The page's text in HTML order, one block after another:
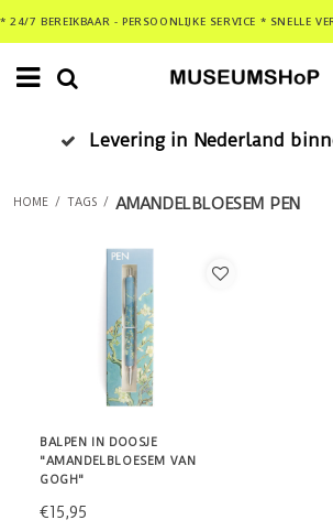
* 24/7 BEREIKBAAR - PERSOONLIJKE SERVICE * SNELLE
Levering in Nederland
HOME / TAGS / AMANDELBLOESEM PEN
BALPEN IN DOOSJE
"AMANDELBLOESEM VAN
GOGH"
€15,95